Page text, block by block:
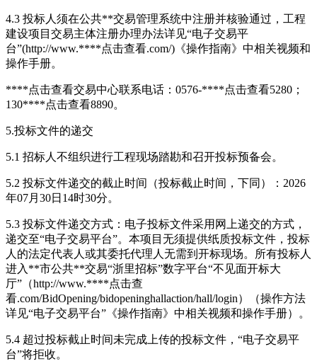
4.3 投标人须在公共**交易管理系统中注册并核验通过，工程
建设项目交易主体注册办理办法详见“电子交易平
台”(http://www.****点击查看.com/)《操作指南》中相关视频和
操作手册。
****点击查看交易中心联系电话：0576-****点击查看5280；
130****点击查看8890。
5.投标文件的递交
5.1 招标人不组织进行工程现场踏勘和召开投标预备会。
5.2 投标文件递交的截止时间（投标截止时间，下同）：2026
年07月30日14时30分。
5.3 投标文件递交方式：电子投标文件采用网上递交的方式，
递交至“电子交易平台”。本项目无须提供纸质投标文件，投标
人的法定代表人或其委托代理人无需到开标现场。所有投标人
进入**市公共**交易“浙里招标”数字平台“不见面开标大
厅”（http://www.****点击查
看.com/BidOpening/bidopeninghallaction/hall/login）（操作方法
详见“电子交易平台”《操作指南》中相关视频和操作手册）。
5.4 超过投标截止时间未完成上传的投标文件，“电子交易平
台”将拒收。